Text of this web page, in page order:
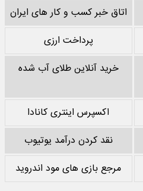
اتاق خبر کسب و کار های ایران
پرداخت ارزی
خرید آنلاین طلای آب شده
اکسپرس اینتری کانادا
نقد کردن درآمد یوتیوب
مرجع بازی های مود اندروید